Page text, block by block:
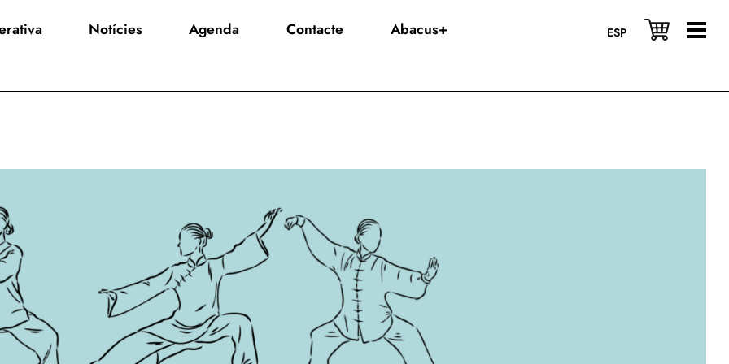
Notícies Agenda Contacte Abacus+ ESP